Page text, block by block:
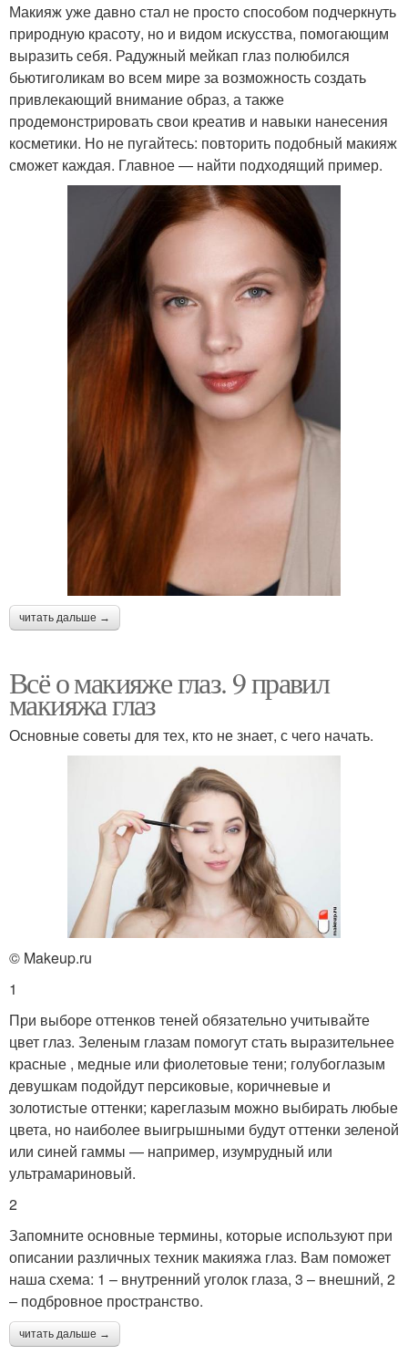
Макияж уже давно стал не просто способом подчеркнуть
природную красоту, но и видом искусства, помогающим
выразить себя. Радужный мейкап глаз полюбился
бьютиголикам во всем мире за возможность создать
привлекающий внимание образ, а также
продемонстрировать свои креатив и навыки нанесения
косметики. Но не пугайтесь: повторить подобный макияж
сможет каждая. Главное — найти подходящий пример.
читать дальше →
Всё о макияже глаз. 9 правил
макияжа глаз
Основные советы для тех, кто не знает, с чего начать.
© Makeup.ru
1
При выборе оттенков теней обязательно учитывайте
цвет глаз. Зеленым глазам помогут стать выразительнее
красные , медные или фиолетовые тени; голубоглазым
девушкам подойдут персиковые, коричневые и
золотистые оттенки; кареглазым можно выбирать любые
цвета, но наиболее выигрышными будут оттенки зеленой
или синей гаммы — например, изумрудный или
ультрамариновый.
2
Запомните основные термины, которые используют при
описании различных техник макияжа глаз. Вам поможет
наша схема: 1 – внутренний уголок глаза, 3 – внешний, 2
– подбровное пространство.
читать дальше →